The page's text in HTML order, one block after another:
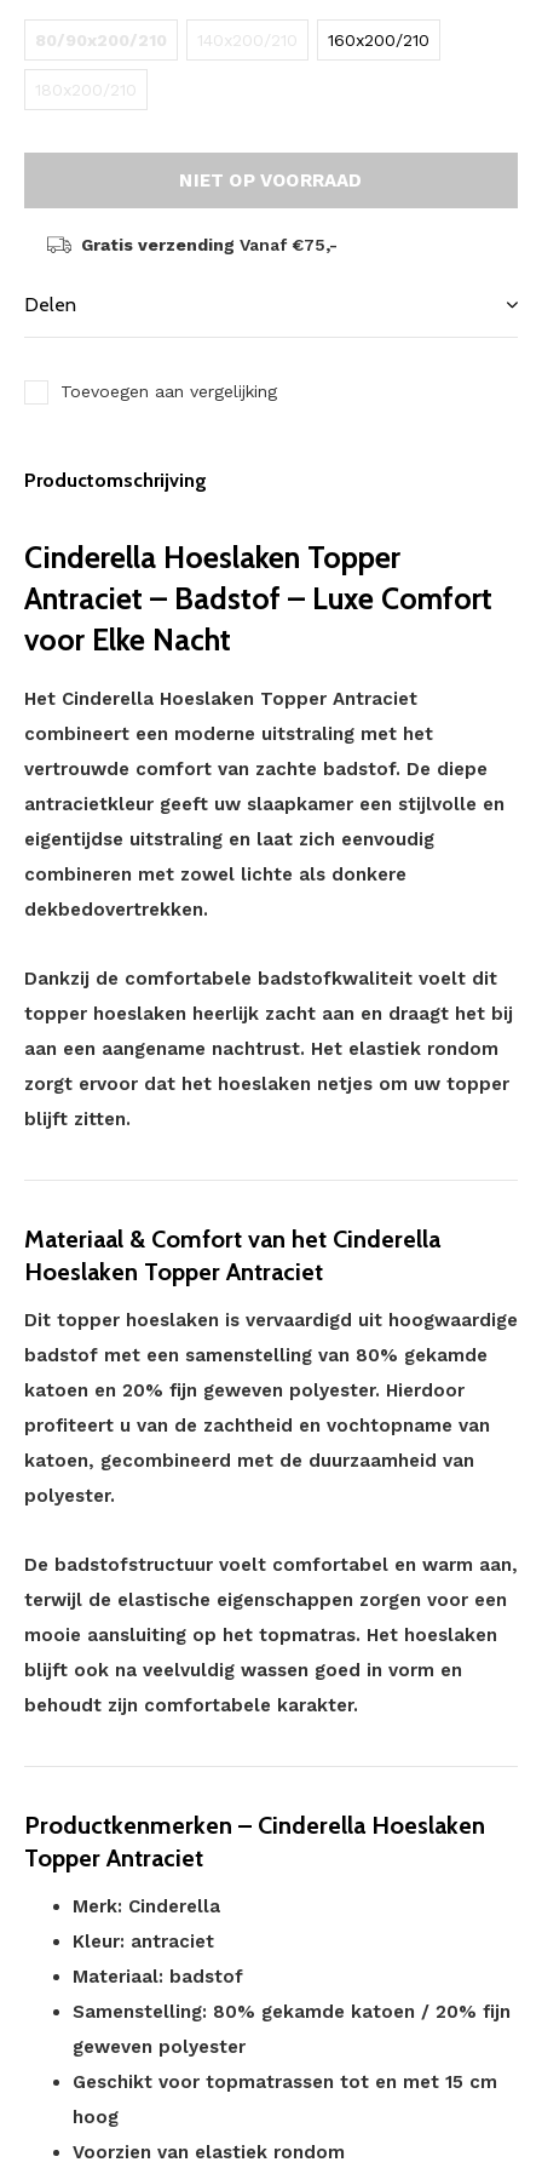
80/90x200/210 140x200/210 160x200/210
180x200/210
NIET OP VOORRAAD
Gratis verzending Vanaf €75,-
Delen
Toevoegen aan vergelijking
Productomschrijving
Cinderella Hoeslaken Topper
Antraciet – Badstof – Luxe Comfort
voor Elke Nacht
Het Cinderella Hoeslaken Topper Antraciet
combineert een moderne uitstraling met het
vertrouwde comfort van zachte badstof. De diepe
antracietkleur geeft uw slaapkamer een stijlvolle en
eigentijdse uitstraling en laat zich eenvoudig
combineren met zowel lichte als donkere
dekbedovertrekken.
Dankzij de comfortabele badstofkwaliteit voelt dit
topper hoeslaken heerlijk zacht aan en draagt het bij
aan een aangename nachtrust. Het elastiek rondom
zorgt ervoor dat het hoeslaken netjes om uw topper
blijft zitten.
Materiaal & Comfort van het Cinderella
Hoeslaken Topper Antraciet
Dit topper hoeslaken is vervaardigd uit hoogwaardige
badstof met een samenstelling van 80% gekamde
katoen en 20% fijn geweven polyester. Hierdoor
profiteert u van de zachtheid en vochtopname van
katoen, gecombineerd met de duurzaamheid van
polyester.
De badstofstructuur voelt comfortabel en warm aan,
terwijl de elastische eigenschappen zorgen voor een
mooie aansluiting op het topmatras. Het hoeslaken
blijft ook na veelvuldig wassen goed in vorm en
behoudt zijn comfortabele karakter.
Productkenmerken – Cinderella Hoeslaken
Topper Antraciet
Merk: Cinderella
Kleur: antraciet
Materiaal: badstof
Samenstelling: 80% gekamde katoen / 20% fijn
geweven polyester
Geschikt voor topmatrassen tot en met 15 cm
hoog
Voorzien van elastiek rondom